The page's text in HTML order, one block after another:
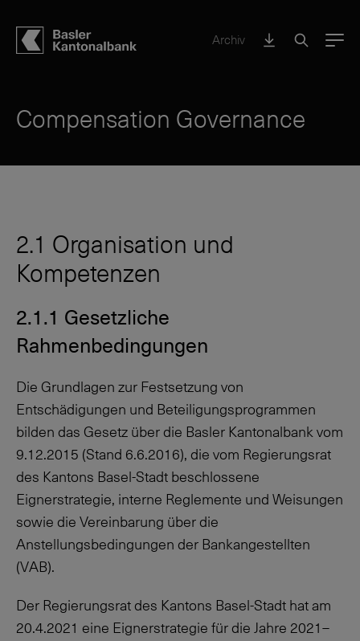
Archiv Menu
Compensation Governance
2.1 Organisation und
Kompetenzen
2.1.1 Gesetzliche
Rahmenbedingungen
Die Grundlagen zur Festsetzung von
Entschädigungen und Beteiligungsprogrammen
bilden das Gesetz über die Basler Kantonalbank vom
9.12.2015 (Stand 6.6.2016), die vom Regierungsrat
des Kantons Basel-Stadt beschlossene
Eignerstrategie, interne Reglemente und Weisungen
sowie die Vereinbarung über die
Anstellungsbedingungen der Bankangestellten
(VAB).
Der Regierungsrat des Kantons Basel-Stadt hat am
20.4.2021 eine Eignerstrategie für die Jahre 2021–